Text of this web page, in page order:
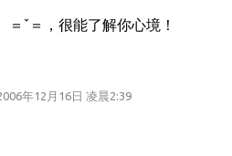
ˇ＝，很能了解你心境！
年12月16日 凌晨2:39